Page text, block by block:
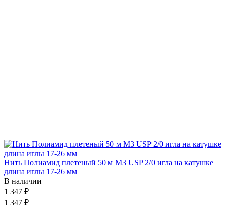
Нить Полиамид плетеный 50 м М3 USP 2/0 игла на катушке
длина иглы 17-26 мм
В наличии
1 347 ₽
1 347 ₽